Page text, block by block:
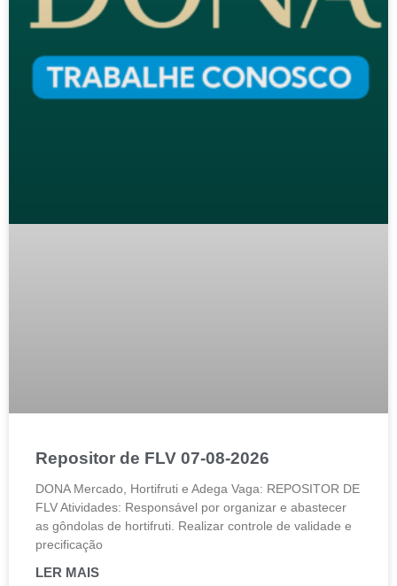
Repositor de FLV 07-08-2026
DONA Mercado, Hortifruti e Adega Vaga: REPOSITOR DE
FLV Atividades: Responsável por organizar e abastecer
as gôndolas de hortifruti. Realizar controle de validade e
precificação
LER MAIS